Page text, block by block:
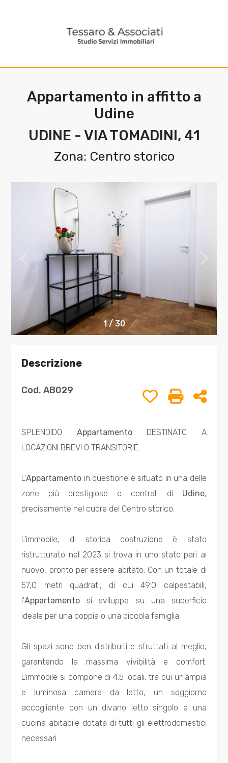
Appartamento in affitto a
Udine
UDINE - VIA TOMADINI, 41
Zona: Centro storico
1 / 30
Descrizione
Cod. AB029 Stampa:
Preferiti: Cod.
SPLENDIDO AppartamentoDESTINATO A
LOCAZIONI BREVI O TRANSITORIE.
L'Appartamento in questione è situato in una delle
zone più prestigiose e centrali di Udine,
precisamente nel cuore del Centro storico.
L'immobile, di storica costruzione è stato
ristrutturato nel 2023 si trova in uno stato pari al
nuovo, pronto per essere abitato. Con un totale di
57,0 metri quadrati, di cui 49.0 calpestabili,
l'Appartamento si sviluppa su una superficie
ideale per una coppia o una piccola famiglia.
Gli spazi sono ben distribuiti e sfruttati al meglio,
garantendo la massima vivibilità e comfort.
L'immobile si compone di 4.5 locali, tra cui un'ampia
e luminosa camera da letto, un soggiorno
accogliente con un divano letto singolo e una
cucina abitabile dotata di tutti gli elettrodomestici
necessari.
SERVIZI
Qualsiasi
Affitto
dove
Provincia
Comune
Prezzo
Totale
mq
Locali
minimi
Qualsiasi